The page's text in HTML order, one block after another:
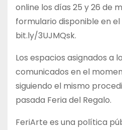
online los días 25 y 26 de
formulario disponible en
bit.ly/3UJMQsk.
Los espacios asignados a
comunicados en el
siguiendo el mismo
pasada Feria del Regalo.
FeriArte es una política